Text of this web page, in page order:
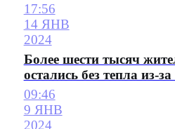
17:56
14 ЯНВ
2024
Более шести тысяч
остались без тепла из-
09:46
9 ЯНВ
2024